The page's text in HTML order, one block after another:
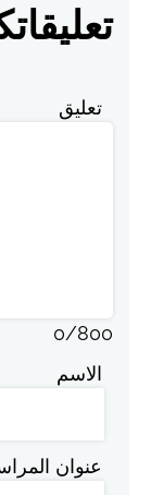
تعليق
0/800
الاسم
عنوان